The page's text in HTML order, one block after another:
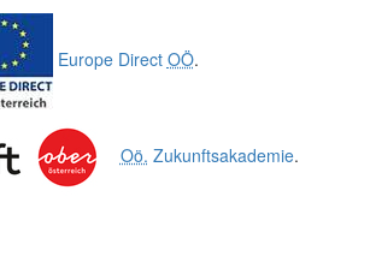
Europe Direct OÖ.
Oö. Zukunftsakademie.